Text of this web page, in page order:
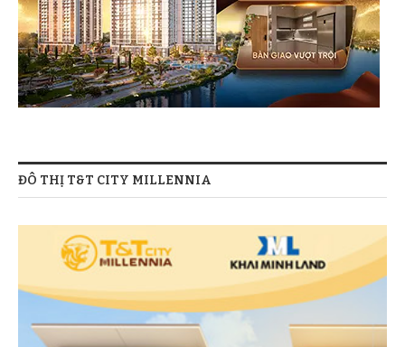
ĐÔ THỊ T&T CITY MILLENNIA